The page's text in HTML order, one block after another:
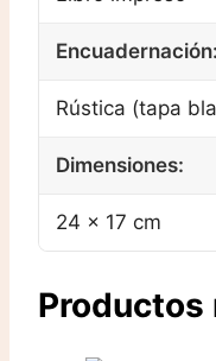
Encuadernación:
Rústica (tapa
Dimensiones:
24 × 17 cm
Productos